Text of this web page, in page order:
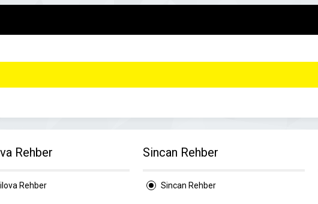
Rehber
Rehber
Sincan Rehber
Sincan Rehber